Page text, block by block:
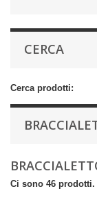
CERCA
Cerca prodotti:
Ci sono 46 prodotti.